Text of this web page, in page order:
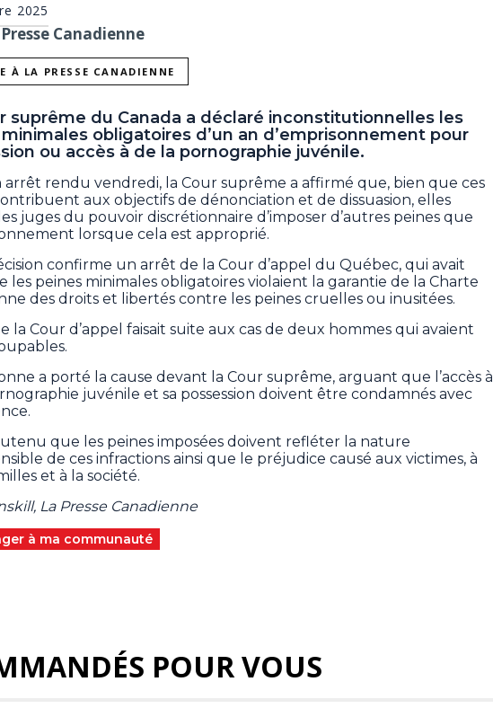
2025
Canadienne
À LA PRESSE CANADIENNE
suprême du Canada a déclaré inconstitutionnelles les
obligatoires d’un an d’emprisonnement pour
ou accès à de la pornographie juvénile.
arrêt rendu vendredi, la Cour suprême a affirmé que, bien que ces
aux objectifs de dénonciation et de dissuasion, elles
juges du pouvoir discrétionnaire d’imposer d’autres peines que
lorsque cela est approprié.
confirme un arrêt de la Cour d’appel du Québec, qui avait
les peines minimales obligatoires violaient la garantie de la Charte
des droits et libertés contre les peines cruelles ou inusitées.
la Cour d’appel faisait suite aux cas de deux hommes qui avaient
a porté la cause devant la Cour suprême, arguant que l’accès à
juvénile et sa possession doivent être condamnés avec
que les peines imposées doivent refléter la nature
de ces infractions ainsi que le préjudice causé aux victimes, à
et à la société.
La Presse Canadienne
à ma communauté
POUR VOUS